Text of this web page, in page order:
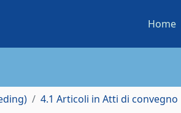
Home
4.1 Articoli in Atti di convegno